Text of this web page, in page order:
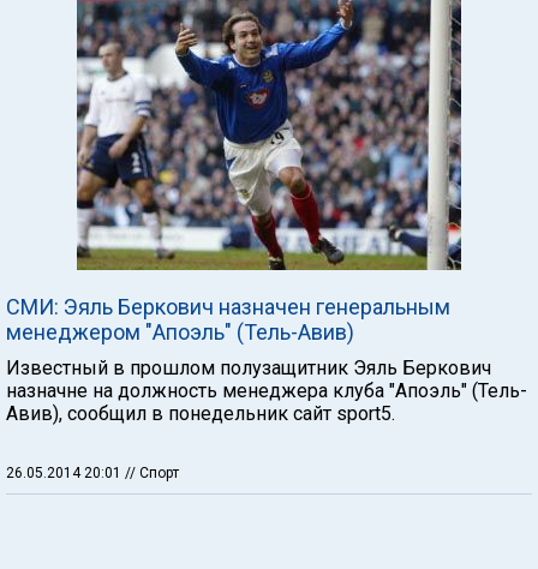
СМИ: Эяль Беркович назначен генеральным
менеджером "Апоэль" (Тель-Авив)
Известный в прошлом полузащитник Эяль Беркович
назначне на должность менеджера клуба "Апоэль" (Тель-
Авив), сообщил в понедельник сайт sport5.
26.05.2014 20:01 // Спорт